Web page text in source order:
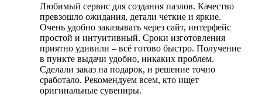
Любимый сервис для создания пазлов. Качество
превзошло ожидания, детали четкие и яркие.
Очень удобно заказывать через сайт, интерфейс
простой и интуитивный. Сроки изготовления
приятно удивили – всё готово быстро. Получение
в пункте выдачи удобно, никаких проблем.
Сделали заказ на подарок, и решение точно
сработало. Рекомендуем всем, кто ищет
оригинальные сувениры.